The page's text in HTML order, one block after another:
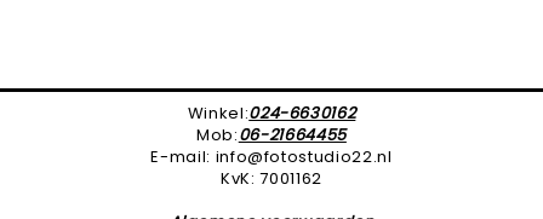
Winkel:024-6630162
Mob:06-21664455
E-mail: info@fotostudio22.nl
KvK: 7001162